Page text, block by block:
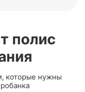
полис
которые нужны